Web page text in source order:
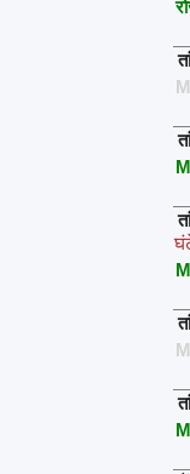
M
M
M
M
M